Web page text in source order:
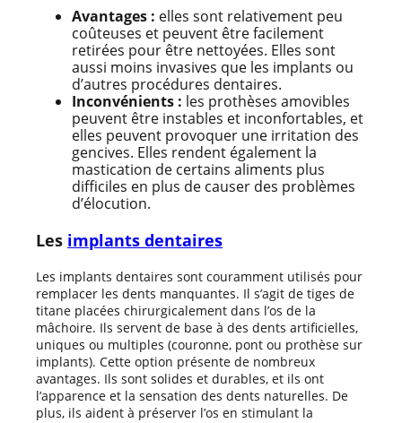
Avantages : elles sont relativement peu
coûteuses et peuvent être facilement
retirées pour être nettoyées. Elles sont
aussi moins invasives que les implants ou
d’autres procédures dentaires.
Inconvénients : les prothèses amovibles
peuvent être instables et inconfortables, et
elles peuvent provoquer une irritation des
gencives. Elles rendent également la
mastication de certains aliments plus
difficiles en plus de causer des problèmes
d’élocution.
Les implants dentaires
Les implants dentaires sont couramment utilisés pour
remplacer les dents manquantes. Il s’agit de tiges de
titane placées chirurgicalement dans l’os de la
mâchoire. Ils servent de base à des dents artificielles,
uniques ou multiples (couronne, pont ou prothèse sur
implants). Cette option présente de nombreux
avantages. Ils sont solides et durables, et ils ont
l’apparence et la sensation des dents naturelles. De
plus, ils aident à préserver l’os en stimulant la